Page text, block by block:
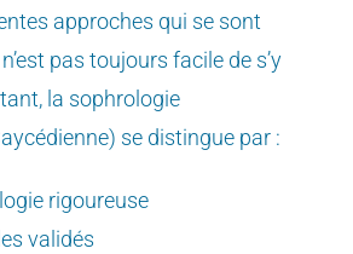
approches qui se sont
pas toujours facile de s’y
la sophrologie
se distingue par :
rigoureuse
validés